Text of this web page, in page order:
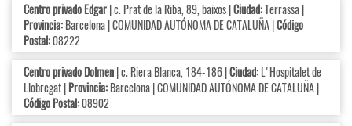
Centro privado Edgar| c. Prat de la Riba, 89, baixos |Ciudad:Terrassa |
Provincia:Barcelona | COMUNIDAD AUTÓNOMA DE CATALUÑA |Código
Postal:08222
Centro privado Dolmen| c. Riera Blanca, 184-186 |Ciudad:L'Hospitalet de
Llobregat |Provincia:Barcelona | COMUNIDAD AUTÓNOMA DE CATALUÑA |
Código Postal:08902